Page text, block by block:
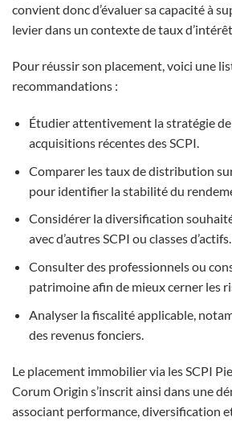
convient donc d’évaluer sa capacité à
levier dans un contexte de taux
Pour réussir son placement, voici une
recommandations :
Étudier attentivement la stratégie
acquisitions récentes des SCPI.
Comparer les taux de distribution
pour identifier la stabilité du
Considérer la diversification
avec d’autres SCPI ou classes d’actifs.
Consulter des professionnels ou
patrimoine afin de mieux cerner les
Analyser la fiscalité applicable,
des revenus fonciers.
Le placement immobilier via les SCPI
Corum Origin s’inscrit ainsi dans une
associant performance, diversification